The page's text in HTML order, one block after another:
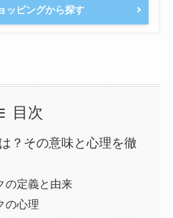
ッピングから探す
目次
？その意味と心理を徹
の定義と由来
の心理